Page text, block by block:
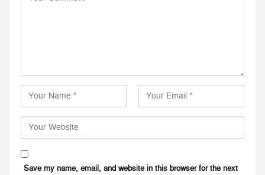
Save my name, email, and website in this browser for the next